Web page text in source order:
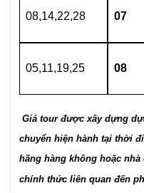
08,14,22,28 07
05,11,19,25 08
Giá tour được xây dựng
chuyển hiện hành tại thời
hãng hàng không hoặc
chính thức liên quan đến